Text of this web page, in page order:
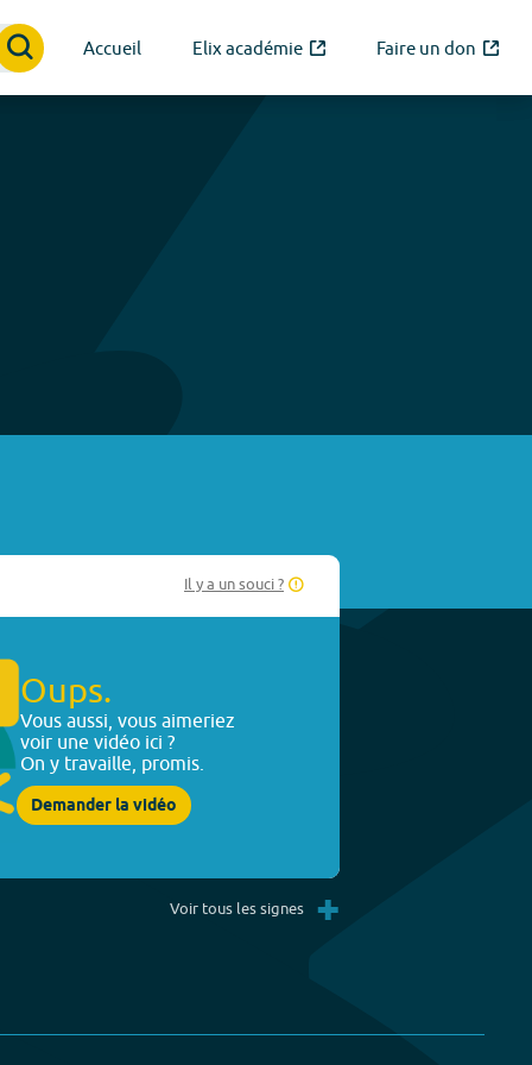
Accueil Elix académie Faire un don
Il y a un souci ?
Oups.
Vous aussi, vous aimeriez
voir une vidéo ici ?
On y travaille, promis.
Demander la vidéo
Voir tous les signes +